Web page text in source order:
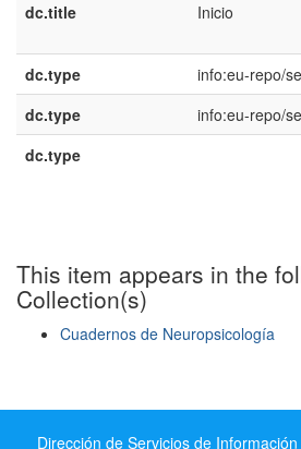
dc.title
Inicio
dc.type
info:eu-repo/
dc.type
info:eu-repo/
dc.type
This item appears in the
Collection(s)
Cuadernos de Neuropsicología
Dirección de Servicios de